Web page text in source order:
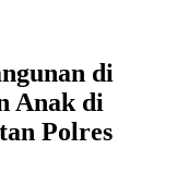
di
Anak di
Polres